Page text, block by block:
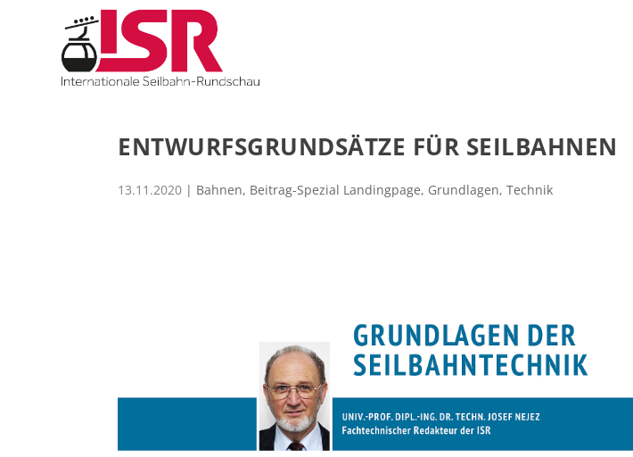
ENTWURFSGRUNDSÄTZE FÜR SEILBAHNEN
13.11.2020 | Bahnen, Beitrag-Spezial Landingpage, Grundlagen, Technik